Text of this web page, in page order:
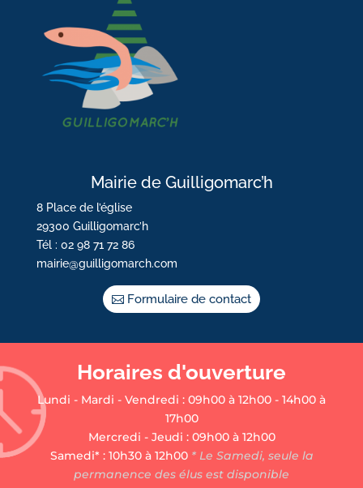
Mairie de Guilligomarc’h
8 Place de l’église
29300 Guilligomarc’h
Tél : 02 98 71 72 86
mairie@guilligomarch.com
Formulaire de contact
Horaires d'ouverture
Lundi - Mardi - Vendredi : 09h00 à 12h00 - 14h00 à
17h00
Mercredi - Jeudi : 09h00 à 12h00
Samedi* : 10h30 à 12h00* Le Samedi, seule la
permanence des élus est disponible